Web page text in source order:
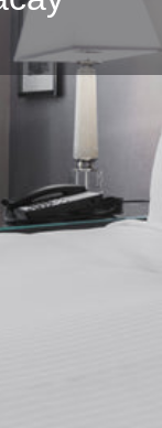
Cómo